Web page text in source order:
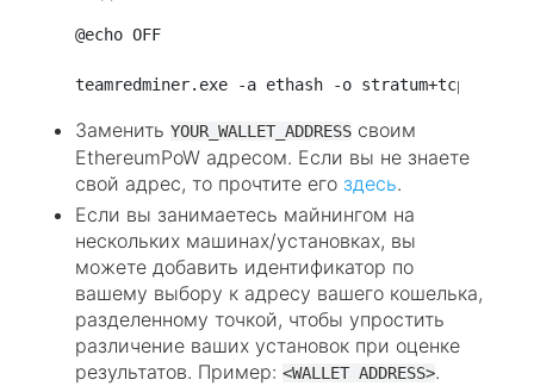
@echo OFF
Заменить YOUR_WALLET_ADDRESS своим
EthereumPoW адресом. Если вы не знаете
свой адрес, то прочтите его здесь.
Если вы занимаетесь майнингом на
нескольких машинах/установках, вы
можете добавить идентификатор по
вашему выбору к адресу вашего кошелька,
разделенному точкой, чтобы упростить
различение ваших установок при оценке
результатов. Пример: <WALLET ADDRESS>.